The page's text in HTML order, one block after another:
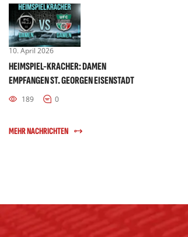
10. April 2026
HEIMSPIEL-KRACHER: DAMEN
EMPFANGEN ST. GEORGEN EISENSTADT
189 0
MEHR NACHRICHTEN